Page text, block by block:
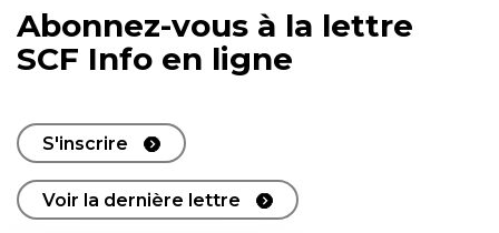
Abonnez-vous à la lettre
SCF Info en ligne
S'inscrire
Voir la dernière lettre